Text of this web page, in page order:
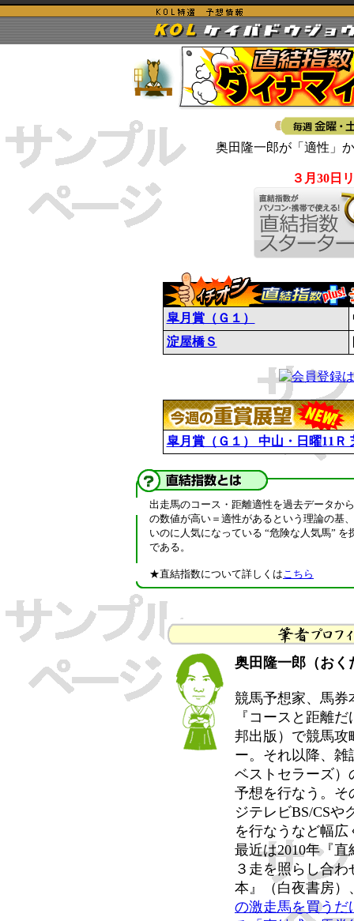
奥田隆一郎が「適性」
３月30日
皐月賞（Ｇ１）
淀屋橋Ｓ
皐月賞（Ｇ１） 中山・日曜11Ｒ
出走馬のコース・距離適性を過去データか
の数値が高い＝適性があるという理論の基
いのに人気になっている “危険な人気馬”
である。
★直結指数について詳しくはこちら
奥田隆一郎（お
競馬予想家、馬券
『コースと距離
邦出版）で競馬攻
ー。それ以降、
ベストセラーズ）
予想を行なう。そ
ジテレビBS/CSや
を行なうなど幅
最近は2010年『
３走を照らし合
本』（白夜書房）
の激走馬を買うだ